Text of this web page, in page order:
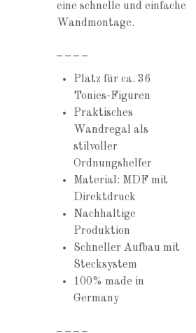
eine schnelle und einfache
Wandmontage.
Platz für ca. 36
Tonies-Figuren
Praktisches
Wandregal als
stilvoller
Ordnungshelfer
Material: MDF mit
Direktdruck
Nachhaltige
Produktion
Schneller Aufbau mit
Stecksystem
100% made in
Germany